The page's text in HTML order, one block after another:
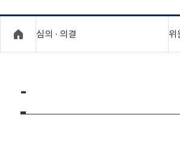
보
보
위
심의 · 의결 위
-